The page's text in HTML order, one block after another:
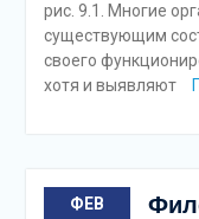
рис. 9.1. Многие
существующим
своего
хотя и выявляют
ФЕВ